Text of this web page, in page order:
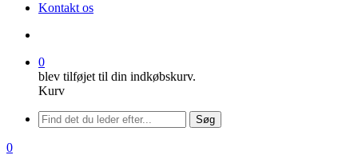
Kontakt os
0
blev tilføjet til din indkøbskurv.
Kurv
Menu
Søg
søge
0